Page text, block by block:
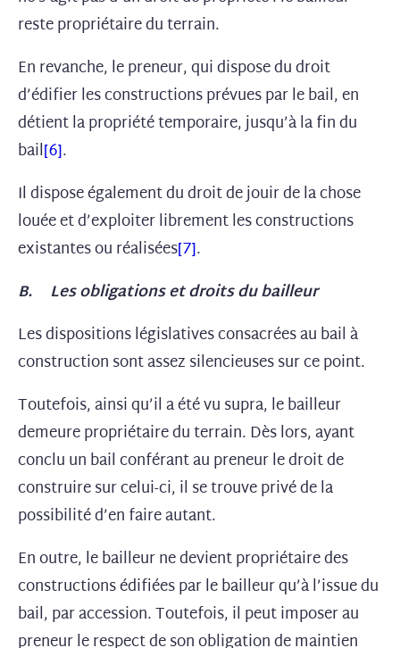
reste propriétaire du terrain.
En revanche, le preneur, qui dispose du droit
d’édifier les constructions prévues par le bail, en
détient la propriété temporaire, jusqu’à la fin du
bail[6].
Il dispose également du droit de jouir de la chose
louée et d’exploiter librement les constructions
existantes ou réalisées[7].
B. Les obligations et droits du bailleur
Les dispositions législatives consacrées au bail à
construction sont assez silencieuses sur ce point.
Toutefois, ainsi qu’il a été vu supra, le bailleur
demeure propriétaire du terrain. Dès lors, ayant
conclu un bail conférant au preneur le droit de
construire sur celui-ci, il se trouve privé de la
possibilité d’en faire autant.
En outre, le bailleur ne devient propriétaire des
constructions édifiées par le bailleur qu’à l’issue du
bail, par accession. Toutefois, il peut imposer au
preneur le respect de son obligation de maintien